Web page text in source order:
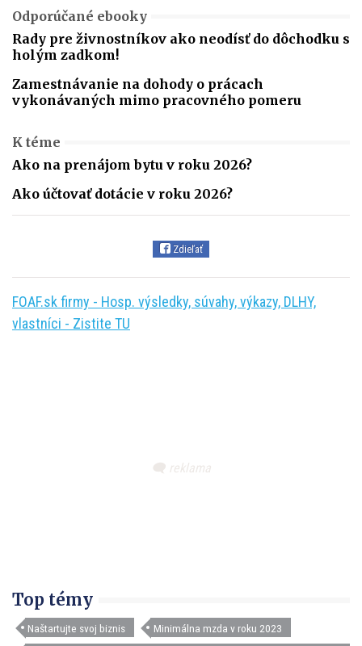
Odporúčané ebooky
Rady pre živnostníkov ako neodísť do dôchodku s
holým zadkom!
Zamestnávanie na dohody o prácach
vykonávaných mimo pracovného pomeru
K téme
Ako na prenájom bytu v roku 2026?
Ako účtovať dotácie v roku 2026?
Zdieľať
FOAF.sk firmy - Hosp. výsledky, súvahy, výkazy, DLHY,
vlastníci - Zistite TU
Top témy
Naštartujte svoj biznis Minimálna mzda v roku 2023